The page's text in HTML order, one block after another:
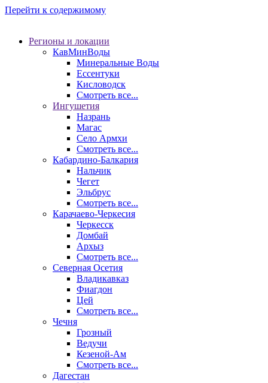
Перейти к содержимому
Регионы и локации
КавМинВоды
Минеральные Воды
Ессентуки
Кисловодск
Смотреть все...
Ингушетия
Назрань
Магас
Село Армхи
Смотреть все...
Кабардино-Балкария
Нальчик
Чегет
Эльбрус
Смотреть все...
Карачаево-Черкесия
Черкесск
Домбай
Архыз
Смотреть все...
Северная Осетия
Владикавказ
Фиагдон
Цей
Смотреть все...
Чечня
Грозный
Ведучи
Кезеной-Ам
Смотреть все...
Дагестан